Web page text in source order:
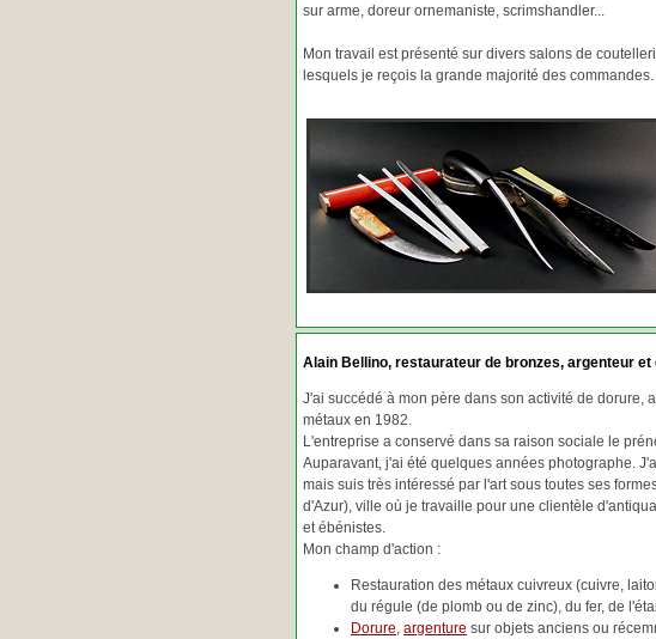
sur arme, doreur ornemaniste, scrimshandler...
Mon travail est présenté sur divers salons de
lesquels je reçois la grande majorité des commandes.
Alain Bellino, restaurateur de bronzes, argenteur et
J'ai succédé à mon père dans son activité de dorure,
métaux en 1982.
L'entreprise a conservé dans sa raison sociale le
Auparavant, j'ai été quelques années photographe.
mais suis très intéressé par l'art sous toutes ses
d'Azur), ville où je travaille pour une clientèle
et ébénistes.
Mon champ d'action :
Restauration des métaux cuivreux (cuivre,
du régule (de plomb ou de zinc), du fer, de
Dorure, argenture sur objets anciens ou